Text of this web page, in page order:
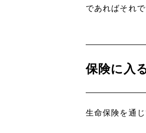
であればそれ
保険に入
生命保険を通